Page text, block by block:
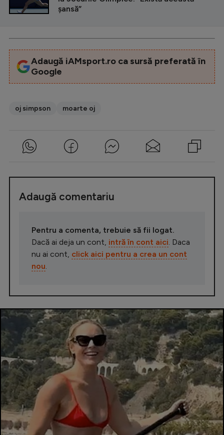
şansă”
Adaugă iAMsport.ro ca sursă preferată în
Google
oj simpson moarte oj
Adaugă comentariu
Pentru a comenta, trebuie să fii logat.
Dacă ai deja un cont, intră în cont aici . Daca
nu ai cont, click aici pentru a crea un cont
nou